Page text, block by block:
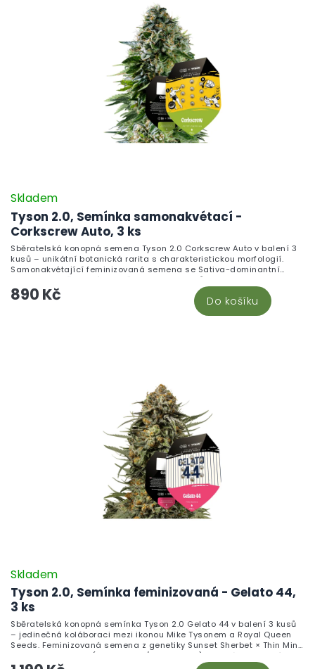
Tyson 2.0, Semínka samonakvétací -
Corkscrew Auto, 3 ks
Skladem
890 Kč Do košíku
Sběratelská konopná semena Tyson 2.0 Corkscrew Auto v balení 3
kusů – unikátní botanická rarita s charakteristickou morfologií.
Samonakvétající feminizovaná semena se Sativa-dominantní
genetikou. Určena výhradně pro kolekce s důrazem na botanickou
diverzitu. Není určena k pěstování.
Tyson 2.0, Semínka feminizovaná - Gelato 44,
3 ks
Skladem
Sběratelská konopná semínka Tyson 2.0 Gelato 44 v balení 3 kusů
– jedinečná koláboraci mezi ikonou Mike Tysonem a Royal Queen
Seeds. Feminizovaná semena z genetiky Sunset Sherbet × Thin Mint
Girl Scout Cookies (55% Indica / 45% Sativa) je uznávanou linií s
bohatým terpenovým profilem charakterizovaným sladkými,